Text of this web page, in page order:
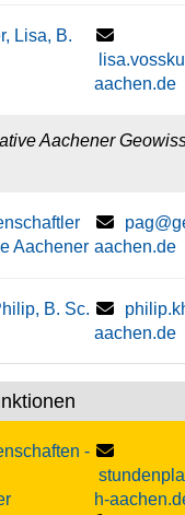
Lisa, B.
aachen.de
Aachener
Aachener aachen.de
B. Sc.
aachen.de
-
h-